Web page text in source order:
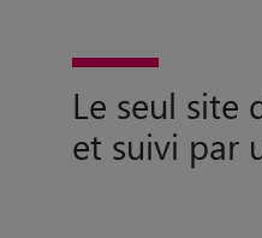
Le seul site
et suivi par